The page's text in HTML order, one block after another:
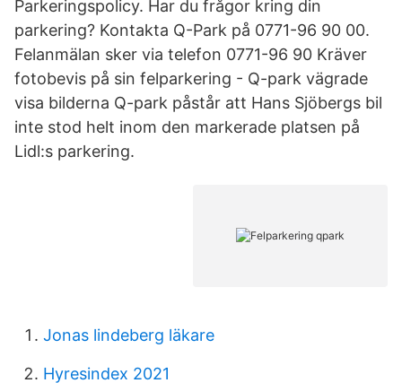
Parkeringspolicy. Har du frågor kring din
parkering? Kontakta Q-Park på 0771-96 90 00.
Felanmälan sker via telefon 0771-96 90 Kräver
fotobevis på sin felparkering - Q-park vägrade
visa bilderna Q-park påstår att Hans Sjöbergs bil
inte stod helt inom den markerade platsen på
Lidl:s parkering.
Jonas lindeberg läkare
Hyresindex 2021